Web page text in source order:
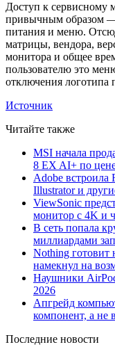
Доступ к сервисному
привычным образом
питания и меню.
матрицы, вендора,
монитора и общее
пользователю это
отключения логотипа
Источник
Читайте также
MSI начала
8 EX AI+ по
Adobe встроила
Illustrator и
ViewSonic
монитор с 4K и
В сеть попала
миллиардами
Nothing
намекнул на
Наушники
2026
Апгрейд
компонент, а не
Последние новости